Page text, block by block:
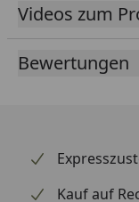
Lieferumfang
optional
(siehe Reiter
Videos zum
Bewertungen
Kauf auf